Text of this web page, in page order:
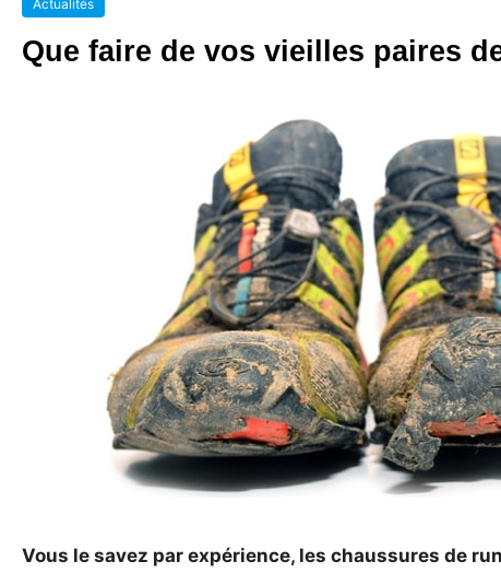
Actualités
Que faire de vos vieilles paires
Vous le savez par expérience, les chaussures de